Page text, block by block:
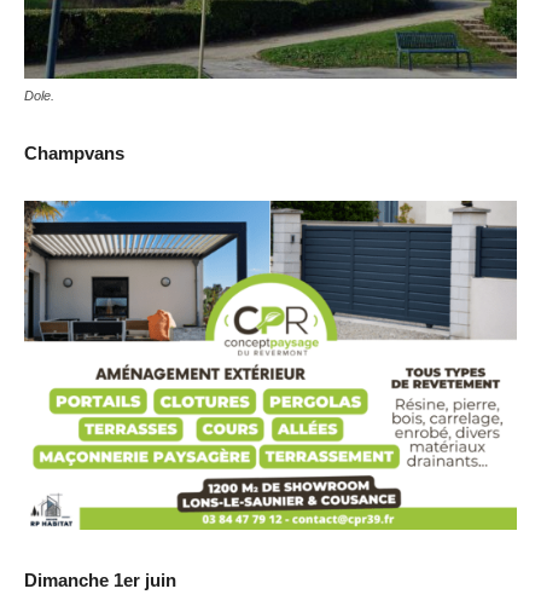
Dole.
Champvans
Dimanche 1er juin